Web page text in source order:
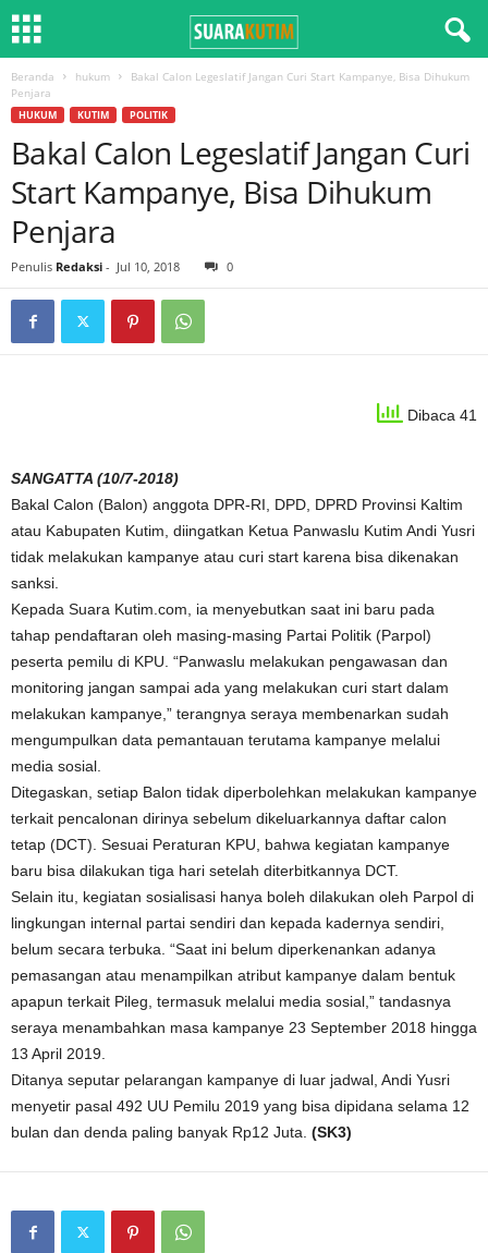
Beranda hukum
Bakal Calon Legeslatif Jangan Curi Start Kampanye, Bisa Dihukum
Penjara
HUKUM KUTIM POLITIK
Bakal Calon Legeslatif Jangan Curi
Start Kampanye, Bisa Dihukum
Penjara
Penulis Redaksi - Jul 10, 2018 0
Dibaca 41
SANGATTA (10/7-2018)
Bakal Calon (Balon) anggota DPR-RI, DPD, DPRD Provinsi Kaltim
atau Kabupaten Kutim, diingatkan Ketua Panwaslu Kutim Andi Yusri
tidak melakukan kampanye atau curi start karena bisa dikenakan
sanksi.
Kepada Suara Kutim.com, ia menyebutkan saat ini baru pada
tahap pendaftaran oleh masing-masing Partai Politik (Parpol)
peserta pemilu di KPU. “Panwaslu melakukan pengawasan dan
monitoring jangan sampai ada yang melakukan curi start dalam
melakukan kampanye,” terangnya seraya membenarkan sudah
mengumpulkan data pemantauan terutama kampanye melalui
media sosial.
Ditegaskan, setiap Balon tidak diperbolehkan melakukan kampanye
terkait pencalonan dirinya sebelum dikeluarkannya daftar calon
tetap (DCT). Sesuai Peraturan KPU, bahwa kegiatan kampanye
baru bisa dilakukan tiga hari setelah diterbitkannya DCT.
Selain itu, kegiatan sosialisasi hanya boleh dilakukan oleh Parpol di
lingkungan internal partai sendiri dan kepada kadernya sendiri,
belum secara terbuka. “Saat ini belum diperkenankan adanya
pemasangan atau menampilkan atribut kampanye dalam bentuk
apapun terkait Pileg, termasuk melalui media sosial,” tandasnya
seraya menambahkan masa kampanye 23 September 2018 hingga
13 April 2019.
Ditanya seputar pelarangan kampanye di luar jadwal, Andi Yusri
menyetir pasal 492 UU Pemilu 2019 yang bisa dipidana selama 12
bulan dan denda paling banyak Rp12 Juta. (SK3)